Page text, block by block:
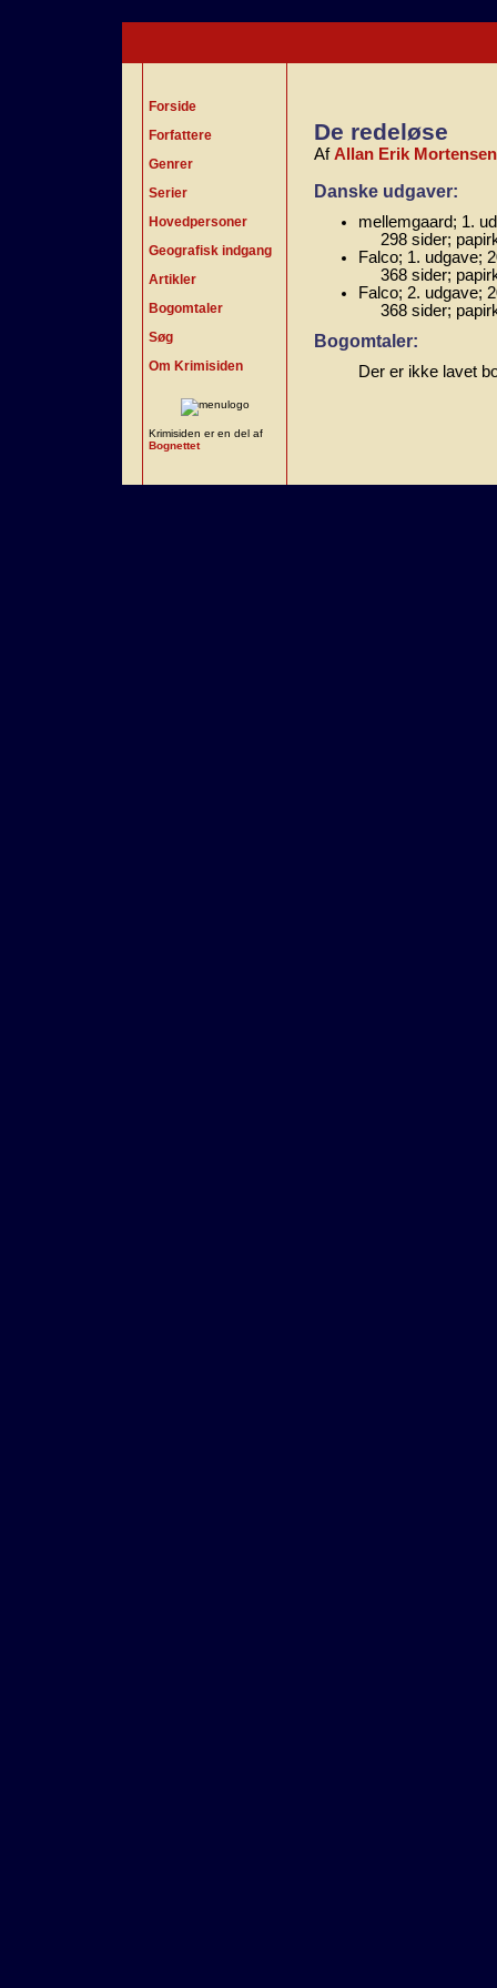
Forside
Forfattere
Genrer
Serier
Hovedpersoner
Geografisk indgang
Artikler
Bogomtaler
Søg
Om Krimisiden
Krimisiden er en del af
Bognettet
De redeløse
AfAllan Erik Mortensen
Danske udgaver:
mellemgaard; 1.
298 sider;
Falco; 1. udgave;
368 sider;
Falco; 2. udgave;
368 sider;
Bogomtaler:
Der er ikke lavet